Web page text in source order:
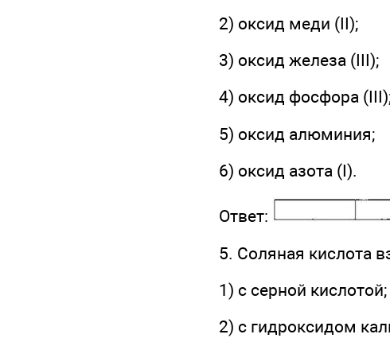
2) оксид меди (II);
3) оксид железа (III);
4) оксид фосфора
5) оксид алюминия;
6) оксид азота (I).
Ответ:
5. Соляная кислота
1) с серной кислотой;
2) с гидроксидом